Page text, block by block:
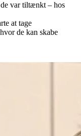
var tiltænkt – hos
at tage
de kan skabe